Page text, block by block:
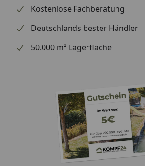
Kostenlose Fachberatung
Deutschlands bester Händler
50.000 m² Lagerfläche